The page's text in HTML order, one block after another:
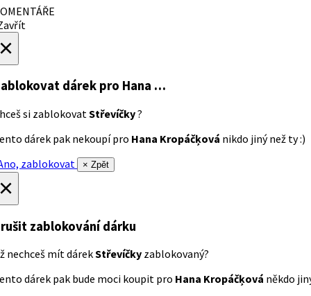
dárek pro Hana …
si zablokovat Střevíčky?
dárek pak nekoupí pro Hana Kropáčķová nikdo jiný než ty :)
zablokovat
× Zpět
zablokování dárku
nechceš mít dárekStřevíčky zablokovaný?
dárek pak bude moci koupit pro Hana Kropáčķová někdo